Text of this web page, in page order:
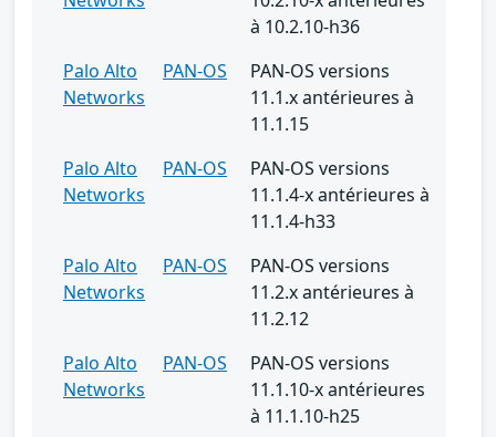
à 10.2.10-h36
Palo Alto
Networks
PAN-OS
PAN-OS versions
11.1.x antérieures à
11.1.15
Palo Alto
Networks
PAN-OS
PAN-OS versions
11.1.4-x antérieures à
11.1.4-h33
Palo Alto
Networks
PAN-OS
PAN-OS versions
11.2.x antérieures à
11.2.12
Palo Alto
Networks
PAN-OS
PAN-OS versions
11.1.10-x antérieures
à 11.1.10-h25